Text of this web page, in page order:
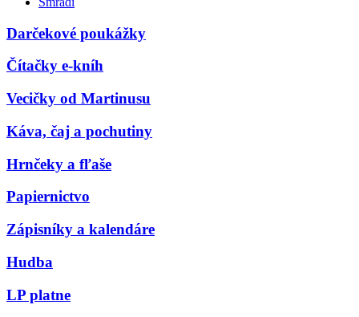
Darčekové poukážky
Čítačky e-kníh
Vecičky od Martinusu
Káva, čaj a pochutiny
Hrnčeky a fľaše
Papiernictvo
Zápisníky a kalendáre
Hudba
LP platne